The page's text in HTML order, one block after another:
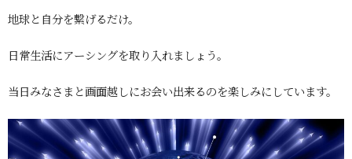
地球と自分を繋げるだけ。
日常生活にアーシングを取り入れましょう。
当日みなさまと画面越しにお会い出来るのを楽しみにしています。